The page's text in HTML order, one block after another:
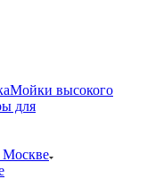
Мойки высокого
для
Москве